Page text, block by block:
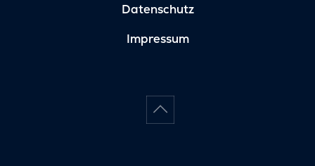
Datenschutz
Impressum